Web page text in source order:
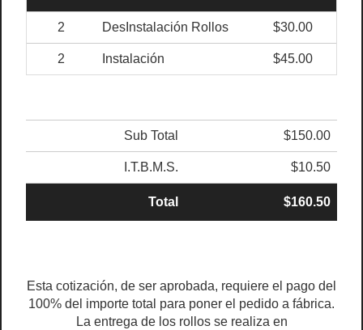
2 DesInstalación Rollos $30.00
2 Instalación $45.00
Sub Total $150.00
I.T.B.M.S. $10.50
Total $160.50
Esta cotización, de ser aprobada, requiere el pago del
100% del importe total para poner el pedido a fábrica.
La entrega de los rollos se realiza en